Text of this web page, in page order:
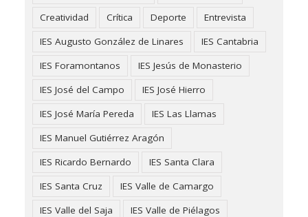
Creatividad
Crítica Deporte
Entrevista
IES Augusto González de Linares
IES Cantabria
IES Foramontanos
IES Jesús de Monasterio
IES José del Campo
IES José Hierro
IES José María Pereda
IES Las Llamas
IES Manuel Gutiérrez Aragón
IES Ricardo Bernardo
IES Santa Clara
IES Santa Cruz
IES Valle de Camargo
IES Valle del Saja
IES Valle de Piélagos